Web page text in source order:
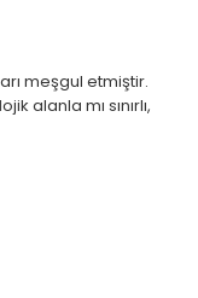
meşgul etmiştir.
alanla mı sınırlı,